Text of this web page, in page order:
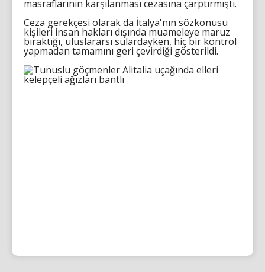
masraflarının karşılanması cezasına çarptırmıştı.
Ceza gerekçesi olarak da İtalya'nın sözkonusu
kişileri insan hakları dışında muameleye maruz
bıraktığı, uluslararsı sulardayken, hiç bir kontrol
yapmadan tamamını geri çevirdiği gösterildi.